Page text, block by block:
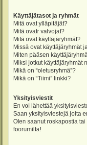
Käyttäjätasot ja ryhmät
Mitä ovat ylläpitäjät?
Mitä ovatr valvojat?
Mitä ovat käyttäjäryhmät?
Missä ovat käyttäjäryhmät
Miten pääsen
Miksi jotkut käyttäjäryhmät
Mikä on “oletusryhmä”?
Mikä on “Tiimi” linkki?
Yksityisviestit
En voi lähettää
Saan yksityisviestejä joita
Olen saanut roskapostia
foorumilta!